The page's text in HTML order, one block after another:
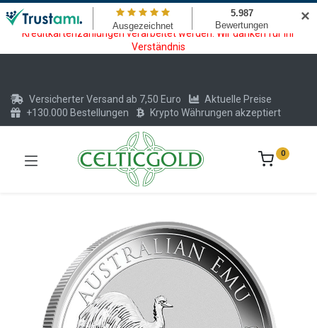
Wartungsarbeiten am Kreditkarten und Krypto Bezahlmodul. In der
Zeit vom 20.07. - 09.08.2026 können keine Krypto oder
Kreditkartenzahlungen verarbeitet werden. Wir danken für Ihr
Verständnis
Versicherter Versand ab 7,50 Euro
Aktuelle Preise
+130.000 Bestellungen
Krypto Währungen akzeptiert
0
✕